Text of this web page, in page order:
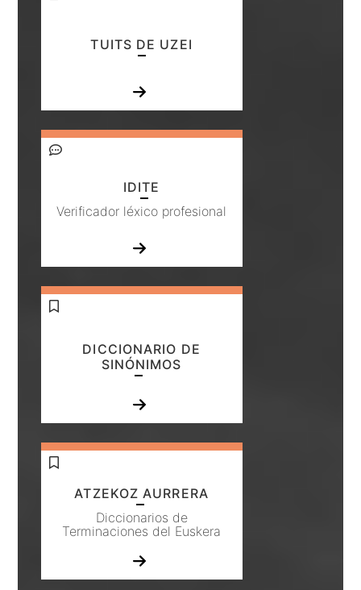
TUITS DE UZEI
IDITE
Verificador léxico profesional
DICCIONARIO DE
SINÓNIMOS
ATZEKOZ AURRERA
Diccionarios de
Terminaciones del Euskera